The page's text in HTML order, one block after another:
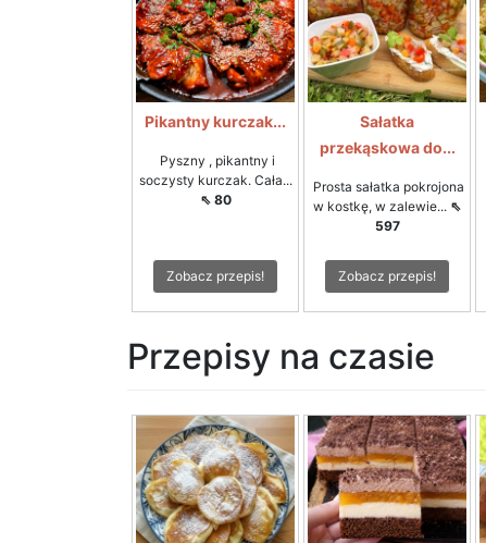
Pikantny kurczak...
Pyszny , pikantny i
soczysty kurczak. Cała...
⇖ 80
Zobacz przepis!
Sałatka
przekąskowa do...
Prosta sałatka pokrojona
w kostkę, w zalewie... ⇖
597
Zobacz przepis!
Przepisy na czasie